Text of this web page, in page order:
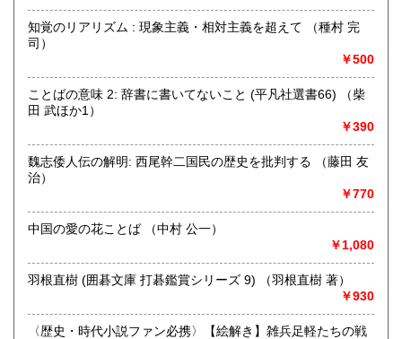
国書、サブカルチャー、古書一般（その他）
オールジャンル
知覚のリアリズム : 現象主義・相対主義を超えて （種村 完
司）
￥500
ことばの意味 2: 辞書に書いてないこと (平凡社選書66) （柴
田 武ほか1）
￥390
魏志倭人伝の解明: 西尾幹二国民の歴史を批判する （藤田 友
治）
￥770
中国の愛の花ことば （中村 公一）
￥1,080
羽根直樹 (囲碁文庫 打碁鑑賞シリーズ 9) （羽根直樹 著）
￥930
〈歴史・時代小説ファン必携〉【絵解き】雑兵足軽たちの戦